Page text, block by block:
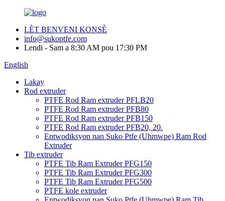
LÈT BENVENI KONSÈ
info@sukoptfe.com
Lendi - Sam a 8:30 AM pou 17:30 PM
English
Lakay
Rod extruder
PTFE Rod Ram extruder PFLB20
PTFE Rod Ram extruder PFB80
PTFE Rod Ram extruder PFB150
PTFE Rod Ram extruder PFB20, 20.
Entwodiksyon nan Suko Ptfe (Uhmwpe) Ram Rod
Extruder
Tib extruder
PTFE Tib Ram Extruder PFG150
PTFE Tib Ram Extruder PFG300
PTFE Tib Ram Extruder PFG500
PTFE kole extruder